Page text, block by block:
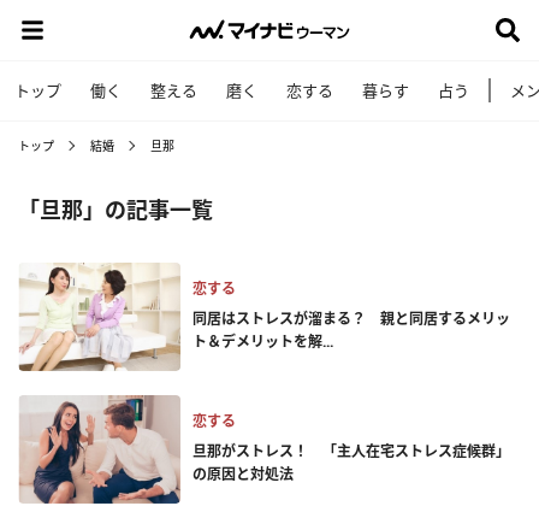
トップ 働く 整える 磨く 恋する 暮らす 占う メ
トップ 結婚 旦那
「旦那」の記事一覧
恋する
同居はストレスが溜まる？ 親と同居するメリッ
ト＆デメリットを解...
恋する
旦那がストレス！ 「主人在宅ストレス症候群」
の原因と対処法